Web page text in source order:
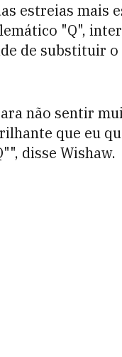
estreias mais
"Q",
de substituir
não sentir
que eu
disse Wishaw.